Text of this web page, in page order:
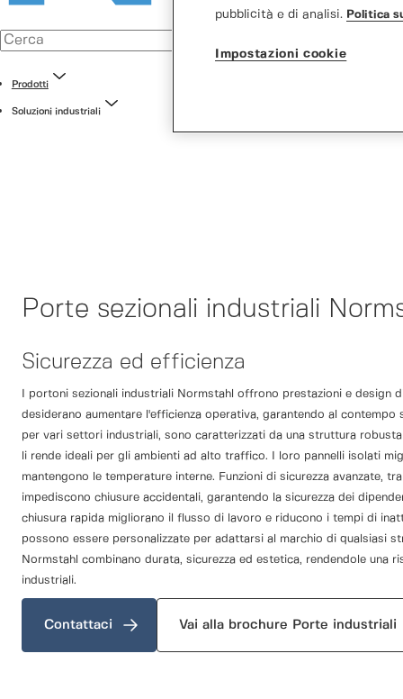
Prodotti
Soluzioni industriali
Porte sezionali industriali
Sicurezza ed efficienza
I portoni sezionali industriali Normstahl offrono prestazioni e design
desiderano aumentare l'efficienza operativa, garantendo al
per vari settori industriali, sono caratterizzati da una struttura robusta
li rende ideali per gli ambienti ad alto traffico. I loro pannelli isolati
mantengono le temperature interne. Funzioni di sicurezza avanzate,
impediscono chiusure accidentali, garantendo la sicurezza dei
chiusura rapida migliorano il flusso di lavoro e riducono i tempi di
possono essere personalizzate per adattarsi al marchio di qualsiasi
Normstahl combinano durata, sicurezza ed estetica, rendendole una
industriali.
Contattaci Vai alla brochure Porte industriali
pubblicità e di analisi. Politica
Impostazioni cookie